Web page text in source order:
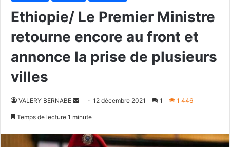
Ethiopie/ Le Premier Ministre
retourne encore au front et
annonce la prise de plusieurs
villes
VALERY BERNABE
Envoyer12 décembre 2021 1 1 446
Temps de lecture 1 minute